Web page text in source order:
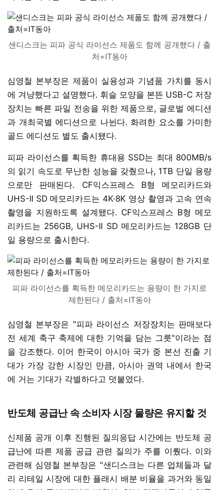
샌디스크는 피파 공식 라이선스 제품도 함께 공개했다 / 출
처=IT동아
심영철 본부장은 제품이 실용성과 기념품 가치를 동시
에 겨냥했다고 설명했다. 휘슬 모양을 본뜬 USB-C 저장
장치는 빠른 파일 전송을 위한 제품으로, 글로벌 에디션
과 개최국별 에디션으로 나뉜다. 화려한 요소를 가미한
골드 에디션도 별도 출시됐다.
피파 라이선스를 획득한 휴대용 SSD는 최대 800MB/s
의 읽기 속도로 무난한 성능을 갖췄으나, 1TB 단일 용량
으로만 판매된다. CF익스프레스 B형 메모리카드와
UHS-II SD 메모리카드는 4K·8K 영상 촬영과 고속 연속
촬영을 지원하도록 설계됐다. CF익스프레스 B형 메모
리카드는 256GB, UHS-II SD 메모리카드는 128GB 단
일 용량으로 출시한다.
피파 라이선스를 획득한 메모리카드는 용량이 한 가지로
제한된다 / 출처=IT동아
심영철 본부장은 "피파 라이선스 저장장치는 판매보다
전 세계 축구 축제에 대한 기억을 담는 그릇"이라는 점
을 강조했다. 이어 한국이 아시아 국가 중 본선 진출 기
대가 가장 강한 시장인 만큼, 아시아 권역 내에서 한국
에 거는 기대가 각별하다고 덧붙였다.
반도체 공급난 속 소비자 시장 물량은 유지할 것
신제품 공개 이후 진행된 질의응답 시간에는 반도체 공
급난에 따른 제품 공급 관련 질의가 주를 이뤘다. 이와
관련해 심영철 본부장은 "샌디스크는 다른 업체들과 달
리 리테일 시장에 대한 플래시 배분 비율을 과거와 동일